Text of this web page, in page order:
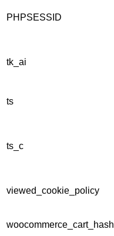
PHPSESSID
tk_ai
ts
ts_c
viewed_cookie_policy
woocommerce_cart_hash